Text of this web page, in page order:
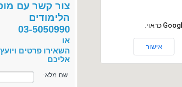
צור קשר עם
הלימודים
03-5050990
או
השאירו פרטים ויועץ
אליכם
שם מלא:
אישור